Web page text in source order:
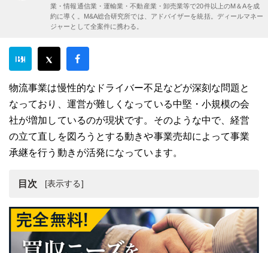
業・情報通信業・運輸業・不動産業・卸売業等で20件以上のM＆Aを成
約に導く。M&A総合研究所では、アドバイザーを統括。ディールマネー
ジャーとして全案件に携わる。
物流事業は慢性的なドライバー不足などが深刻な問題と
なっており、運営が難しくなっている中堅・小規模の会
社が増加しているのが現状です。そのような中で、経営
の立て直しを図ろうとする動きや事業売却によって事業
承継を行う動きが活発になっています。
目次
物流業界の現状
物流事業の事業売却におけるメリット・デメリット